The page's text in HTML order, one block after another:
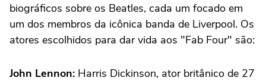
biográficos sobre os Beatles, cada um focado em
um dos membros da icônica banda de Liverpool. Os
atores escolhidos para dar vida aos "Fab Four" são:
John Lennon: Harris Dickinson, ator britânico de 27